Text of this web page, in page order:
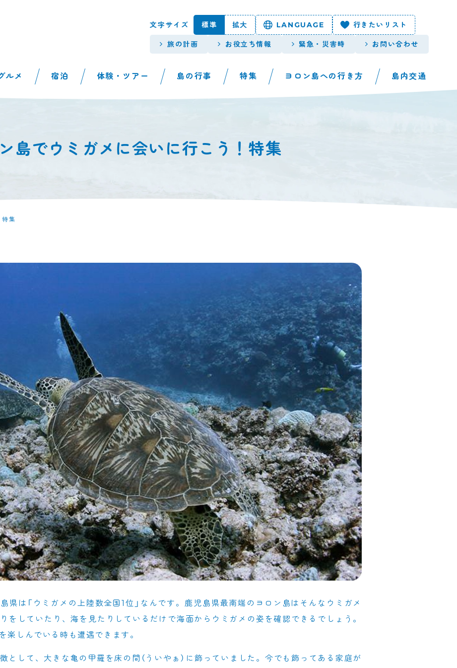
文字サイズ 標準 拡大 LANGUAGE 行きたいリスト
旅の計画 お役立ち情報 緊急・災害時 お問い合わせ
ルメ 宿泊 体験・ツアー 島の行事 特集 ヨロン島への行き方 島内交通
島でウミガメに会いに行こう！特集
特集
県は「ウミガメの上陸数全国1位」なんです。鹿児島県最南端のヨロン島はそんなウミガメ
をしていたり、海を見たりしているだけで海面からウミガメの姿を確認できるでしょう。
楽しんでいる時も遭遇できます。
として、大きな亀の甲羅を床の間（ういやぁ）に飾っていました。今でも飾ってある家庭が